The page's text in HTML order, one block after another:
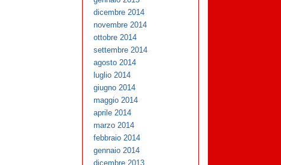
dicembre 2014
novembre 2014
ottobre 2014
settembre 2014
agosto 2014
luglio 2014
giugno 2014
maggio 2014
aprile 2014
marzo 2014
febbraio 2014
gennaio 2014
dicembre 2013